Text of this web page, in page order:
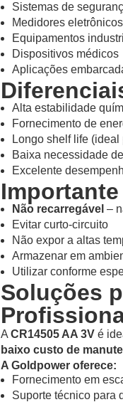
Sistemas de
Medidores
Equipamentos
Dispositivos médicos
Aplicações
Alta estabilidade
Fornecimento de
Longo shelf life
Baixa necessidade
Excelente
Não recarregável –
Evitar curto-circuito
Não expor a altas
Armazenar em
Utilizar conforme
Soluções
A CR14505 AA 3V é
baixo custo de
A Goldpower oferece:
Fornecimento em
Suporte técnico para